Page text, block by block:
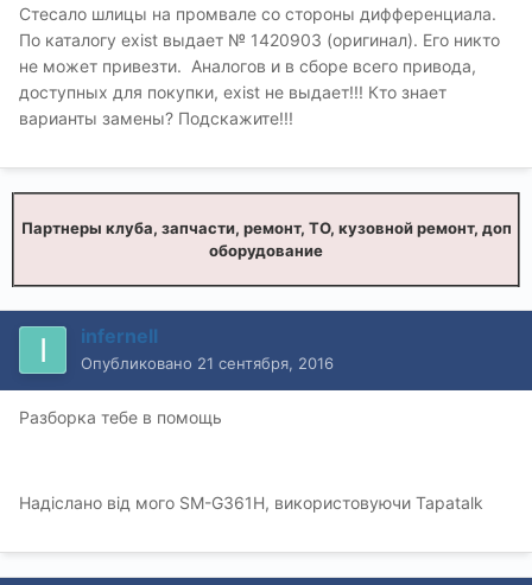
Стесало шлицы на промвале со стороны дифференциала.
По каталогу exist выдает № 1420903 (оригинал). Его никто
не может привезти. Аналогов и в сборе всего привода,
доступных для покупки, exist не выдает!!! Кто знает
варианты замены? Подскажите!!!
Партнеры клуба, запчасти, ремонт, ТО, кузовной ремонт, доп
оборудование
infernell
Опубликовано 21 сентября, 2016
Разборка тебе в помощь
Надіслано від мого SM-G361H, використовуючи Tapatalk